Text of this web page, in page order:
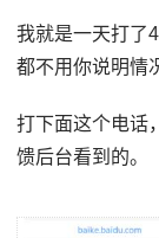
我就是一天打了
都不用你说明情
打下面这个电话
馈后台看到的。